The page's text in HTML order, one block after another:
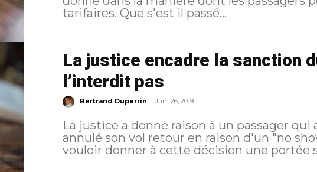
tarifaires. Que s'est il passé...
La justice encadre la sanction
l’interdit pas
Bertrand Duperrin - Juin 26, 2019
La justice a donné raison à un passager qui attaquait Air France qui avait
annulé son vol retour en raison d'un "no
vouloir donner à cette décision une portée